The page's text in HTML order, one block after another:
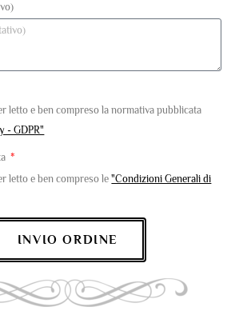
letto e ben compreso la normativa pubblicata
- GDPR"
letto e ben compreso le"Condizioni Generali di
INVIO ORDINE